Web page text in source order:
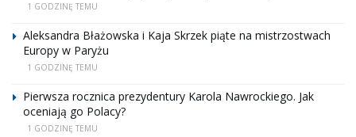
1 GODZINĘ TEMU
Aleksandra Błażowska i Kaja Skrzek piąte na mistrzostwach
Europy w Paryżu
1 GODZINĘ TEMU
Pierwsza rocznica prezydentury Karola Nawrockiego. Jak
oceniają go Polacy?
1 GODZINĘ TEMU